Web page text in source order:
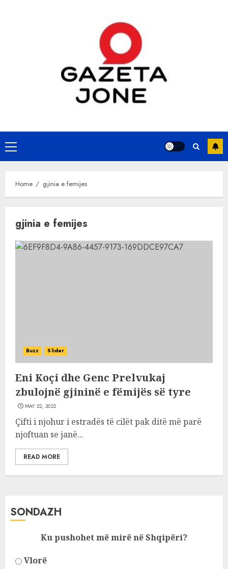
Primary
Menu
Home gjinia e femijes
gjinia e femijes
Buzz Slider
Eni Koçi dhe Genc Prelvukaj
zbulojnë gjininë e fëmijës së tyre
MAY 22, 2022
Çifti i njohur i estradës të cilët pak ditë më parë
njoftuan se janë...
READ MORE
SONDAZH
Ku pushohet më mirë në Shqipëri?
Vlorë